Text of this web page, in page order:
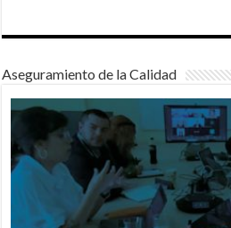
Aseguramiento de la Calidad